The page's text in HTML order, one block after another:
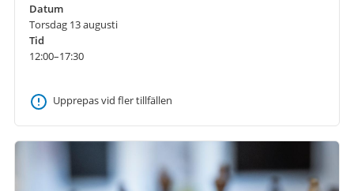
Datum
Torsdag 13 augusti
Tid
12:00–17:30
Upprepas vid fler tillfällen